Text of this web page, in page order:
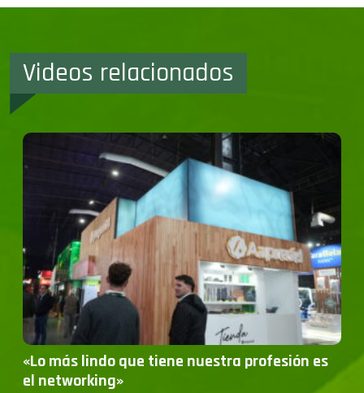
Videos relacionados
«Lo más lindo que tiene nuestra profesión es
el networking»